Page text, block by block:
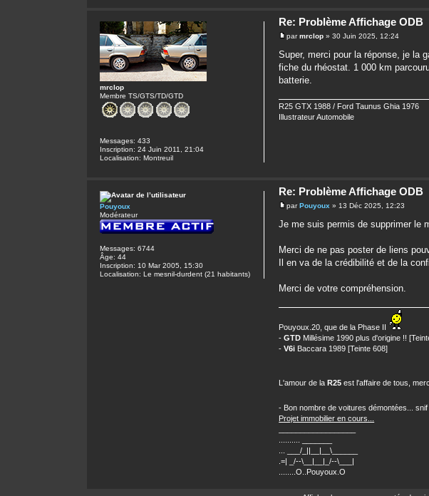
Re: Problème Affichage ODB
parmrclop » 30 Juin 2025, 12:24
Super, merci pour la réponse, je la
fiche du rhéostat. 1 000 km
batterie.
R25 GTX 1988 / Ford Taunus Ghia 1976
Illustrateur Automobile
mrclop
Membre TS/GTS/TD/GTD
Messages: 433
Inscription: 24 Juin 2011, 21:04
Localisation: Montreuil
Re: Problème Affichage ODB
parPouyoux » 13 Déc 2025, 12:23
Je me suis permis de supprimer le
Merci de ne pas poster de liens
Il en va de la crédibilité et de la
Merci de votre compréhension.
Pouyoux.20, que de la Phase II
-GTD Millésime 1990 plus d'origine !!
-V6i Baccara 1989 [Teinte 608]
L'amour de la R25 est l'affaire de tous,
- Bon nombre de voitures démontées...
Projet immobilier en cours...
.......... _______
... ___/_||__|__\______
.=| _/--\__|__|_/--\___|
........O..Pouyoux.O
Pouyoux
Modérateur
Messages: 6744
Âge: 44
Inscription: 10 Mar 2005, 15:30
Localisation: Le mesnil-durdent (21 habitants)